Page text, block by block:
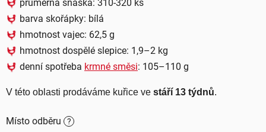
průměrná snáška: 310-320 ks
barva skořápky: bílá
hmotnost vajec: 62,5 g
hmotnost dospělé slepice: 1,9–2 kg
denní spotřeba krmné směsi: 105–110 g
V této oblasti prodáváme kuřice ve stáří 13 týdnů.
Místo odběru ?